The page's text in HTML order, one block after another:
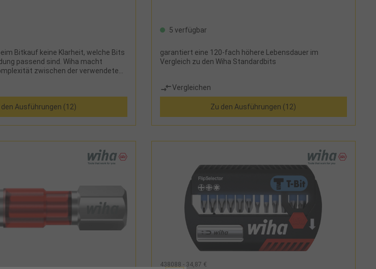
Bitkauf keine Klarheit, welche Bits
passend sind. Wiha macht
zwischen der verwendeten
Dank des revolutionären
ist lediglich die Schraubenform
die Auswahl des richtigen Bits. Als
Bit für alle Arten von Schrauben,
als auch Y-förmige Schrauben,
allen Materialien. Dank der
Torsionszone ist der Bit auch
geeignet und
auffindbar und dank des Farbmantels
UV-Licht gut zu finden. Somit kann
gegangener Bits gesenkt und die
eingespart werden
den Ausführungen (12)
5 verfügbar
garantiert eine 120-fach höhere Lebensdauer im
Vergleich zu den Wiha Standardbits
Vergleichen
Zu den Ausführungen (12)
438088 - 34,87 €